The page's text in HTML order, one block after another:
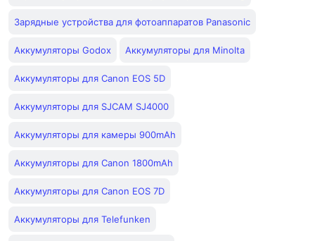
Зарядные устройства для фотоаппаратов Panasonic
Аккумуляторы Godox Аккумуляторы для Minolta
Аккумуляторы для Canon EOS 5D
Аккумуляторы для SJCAM SJ4000
Аккумуляторы для камеры 900mAh
Аккумуляторы для Canon 1800mAh
Аккумуляторы для Canon EOS 7D
Аккумуляторы для Telefunken